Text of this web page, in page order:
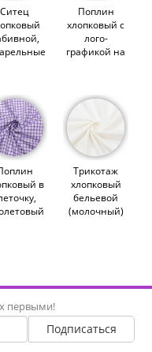
Ситец
Поплин
хлопковый с
лого-
графикой на
в
Трикотаж
хлопковый
бельевой
(молочный)
первыми!